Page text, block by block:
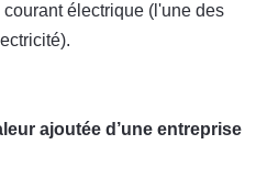
électrique (l'une des
ajoutée d’une entreprise